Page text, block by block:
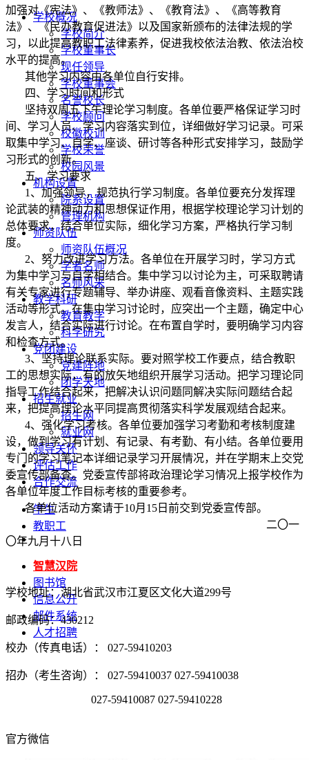
学校概况
学校简介
学校董事长
现任领导
学校董事会
名誉校长
学校顾问
校徽校训
学校荣誉
校园风景
机构设置
院系设置
管理机构
师资队伍
师资队伍概况
学者名师
名师风采
教学科研
教育教学
科学研究
党团建设
党建阵地
团学天地
招生就业
招生网
就业网
领导关怀
评估工作
合作交流
学生
教职工
智慧汉院
图书馆
信息公开
邮件系统
人才招聘
加强对《宪法》、《教师法》、《教育法》、《高等教育
法》、《民办教育促进法》以及国家新颁布的法律法规的学
习，以此提高教职工法律素养，促进我校依法治教、依法治校
水平的提高。
其他学习内容由各单位自行安排。
四、学习时间和形式
坚持双周五下午理论学习制度。各单位要严格保证学习时
间、学习人员、学习内容落实到位，详细做好学习记录。可采
取集中学习、自学、座谈、研讨等各种形式安排学习，鼓励学
习形式的创新。
五、学习要求
1 、加强领导，规范执行学习制度。各单位要充分发挥理
论武装的精神动力和思想保证作用，根据学校理论学习计划的
总体要求，结合单位实际，细化学习方案，严格执行学习制
度。
2、努力改进学习方法。各单位在开展学习时，学习方式
为集中学习与自学相结合。集中学习以讨论为主，可采取聘请
有关专家进行专题辅导、举办讲座、观看音像资料、主题实践
活动等形式。在集中学习讨论时，应突出一个主题，确定中心
发言人，结合实际进行讨论。在布置自学时，要明确学习内容
和检查方式。
3、坚持理论联系实际。要对照学校工作要点，结合教职
工的思想实际，有的放矢地组织开展学习活动。把学习理论同
指导工作结合起来，把解决认识问题同解决实际问题结合起
来，把提高理论水平同提高贯彻落实科学发展观结合起来。
4、强化学习考核。各单位要加强学习考勤和考核制度建
设，做到学习有计划、有记录、有考勤、有小结。各单位要用
专门的学习笔记本详细记录学习开展情况，并在学期末上交党
委宣传部备查。党委宣传部将政治理论学习情况上报学校作为
各单位年度工作目标考核的重要参考。
各单位活动方案请于10月 15 日前交到党委宣传部。
二〇一
〇年九月十八日
学校地址：湖北省武汉市江夏区文化大道299号
邮政编码：430212
校办（传真电话）： 027-59410203
招办（考生咨询）： 027-59410037 027-59410038
027-59410087 027-59410228
官方微信